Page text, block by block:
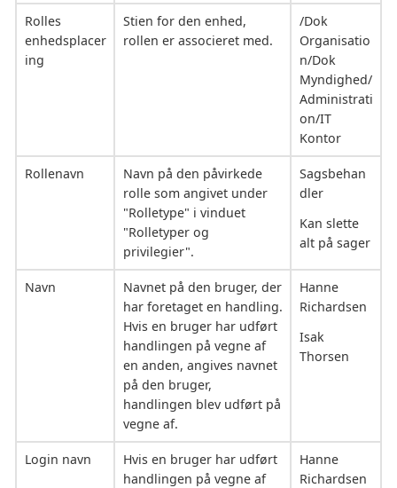
Rolles
enhedsplacer
ing
Stien for den enhed,
rollen er associeret med.
/Dok
Organisatio
n/Dok
Myndighed/
Administrati
on/IT
Kontor
Rollenavn
Navn på den påvirkede
rolle som angivet under
"Rolletype" i vinduet
"Rolletyper og
privilegier".
Sagsbehan
dler
Kan slette
alt på sager
Navn
Navnet på den bruger, der
har foretaget en handling.
Hvis en bruger har udført
handlingen på vegne af
en anden, angives navnet
på den bruger,
handlingen blev udført på
vegne af.
Hanne
Richardsen
Isak
Thorsen
Login navn
Hvis en bruger har udført
handlingen på vegne af
Hanne
Richardsen